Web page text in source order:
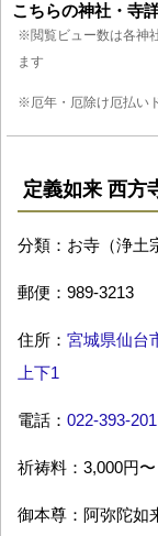
こちらの神社・寺
※閲覧ビュー数は各神
ます
※厄年・厄除け厄払い
定義如来 西方
分類：お寺（浄土
郵便：989-3213
住所： 宮城県仙台
上下1
電話： 022-393-
祈祷料：3,000円〜
御本尊：阿弥陀如